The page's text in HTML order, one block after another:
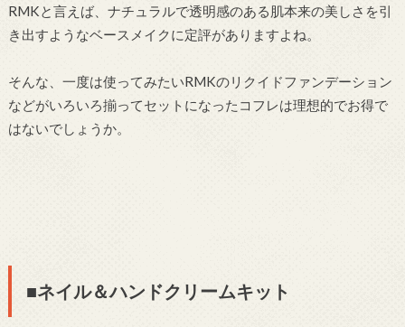
RMKと言えば、ナチュラルで透明感のある肌本来の美しさを引
き出すようなベースメイクに定評がありますよね。
そんな、一度は使ってみたいRMKのリクイドファンデーション
などがいろいろ揃ってセットになったコフレは理想的でお得で
はないでしょうか。
■ネイル＆ハンドクリームキット